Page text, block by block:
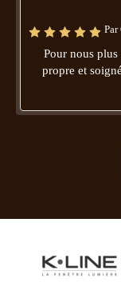
Pour nous
propre et